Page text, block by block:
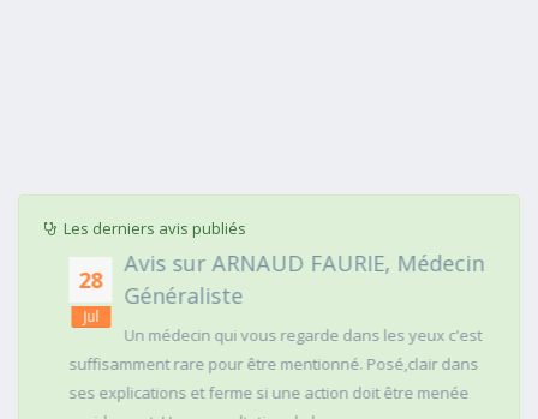
Les derniers avis publiés
28
Jul
Avis sur ARNAUD FAURIE, Médecin
Généraliste
Un médecin qui vous regarde dans les yeux c'est
suffisamment rare pour être mentionné. Posé,clair dans
ses explications et ferme si une action doit être menée